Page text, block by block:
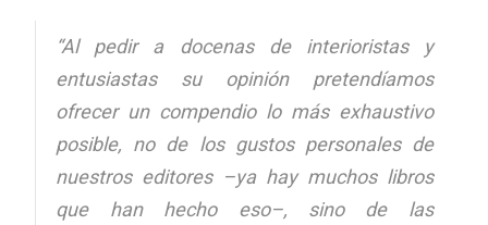
“Al pedir a docenas de interioristas y
entusiastas su opinión pretendíamos
ofrecer un compendio lo más exhaustivo
posible, no de los gustos personales de
nuestros editores –ya hay muchos libros
que han hecho eso–, sino de las